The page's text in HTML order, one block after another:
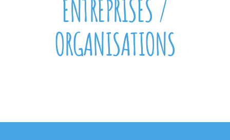
ENTREPRISES /
ORGANISATIONS